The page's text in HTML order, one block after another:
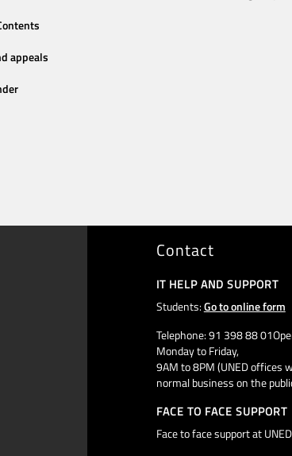
appeals
Contact
IT HELP AND SUPPORT
Students:Go to online form
Telephone: 91 398 88
Monday to Friday,
9AM to 8PM (UNED offices
normal business on the
FACE TO FACE SUPPORT
Face to face support at